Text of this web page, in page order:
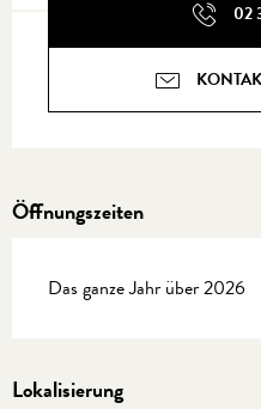
02
Öffnungszeiten
Das ganze Jahr über 2026
Lokalisierung